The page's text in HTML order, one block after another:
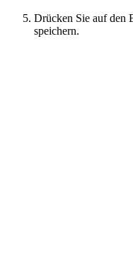
Drücken Sie auf den
speichern.